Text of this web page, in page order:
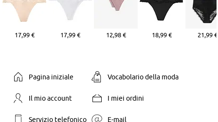
17,99 € 17,99 € 12,98 € 18,99 € 21,99 €
Pagina iniziale Vocabolario della moda
Il mio account I miei ordini
Servizio telefonico E-mail